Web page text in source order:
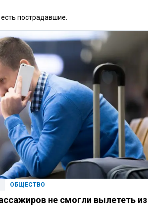
пострадавшие.
ОБЩЕСТВО
не смогли вылететь из